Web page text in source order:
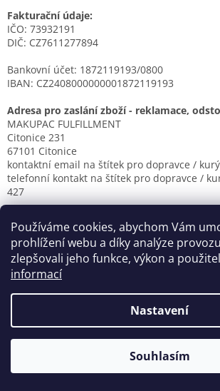
Používáme cookies, abychom Vám
prohlížení webu a díky analýze
zlepšovali jeho funkce, výkon a
informací
Nastavení
Souhlasím
Fakturační údaje:
IČO: 73932191
DIČ: CZ7611277894
Bankovní účet: 1872119193/0800
IBAN: CZ2408000000001872119193
Adresa pro zaslání zboží - reklamace,
MAKUPAC FULFILLMENT
Citonice 231
67101 Citonice
kontaktní email na štítek pro dopravce /
telefonní kontakt na štítek pro dopravce /
427
Vytvořil Shoptet
Copyright 2026houslovyklic.cz. Všechna